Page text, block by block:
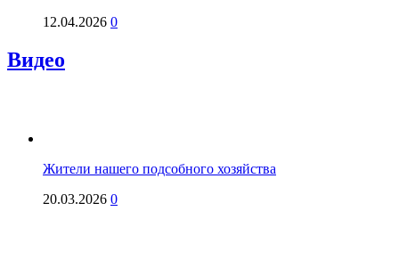
12.04.2026 0
Видео
Жители нашего подсобного хозяйства
20.03.2026 0